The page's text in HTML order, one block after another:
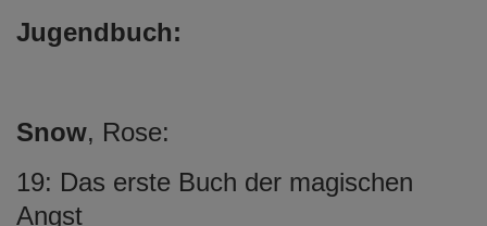
Jugendbuch:
Snow, Rose:
19: Das erste Buch der magischen
Angst